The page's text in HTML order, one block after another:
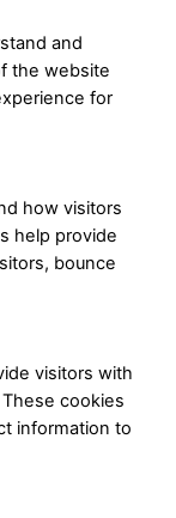
and
the website
for
how visitors
help provide
bounce
visitors with
cookies
information to